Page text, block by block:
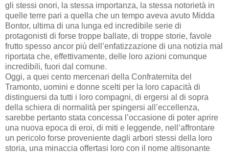
gli stessi onori, la stessa importanza, la stessa notorietà in
quelle terre pari a quella che un tempo aveva avuto Midda
Bontor, ultima di una lunga ed incredibile serie di
protagonisti di forse troppe ballate, di troppe storie, favole
frutto spesso ancor più dell’enfatizzazione di una notizia mal
riportata che, effettivamente, delle loro azioni comunque
incredibili, fuori dal comune.
Oggi, a quei cento mercenari della Confraternita del
Tramonto, uomini e donne scelti per la loro capacità di
distinguersi da tutti i loro compagni, di ergersi al di sopra
della schiera di normalità per spingersi all’eccellenza,
sarebbe pertanto stata concessa l’occasione di poter aprire
una nuova epoca di eroi, di miti e leggende, nell’affrontare
un pericolo forse proveniente dagli arbori stessi della loro
storia, una minaccia offertasi loro con il nome altisonante